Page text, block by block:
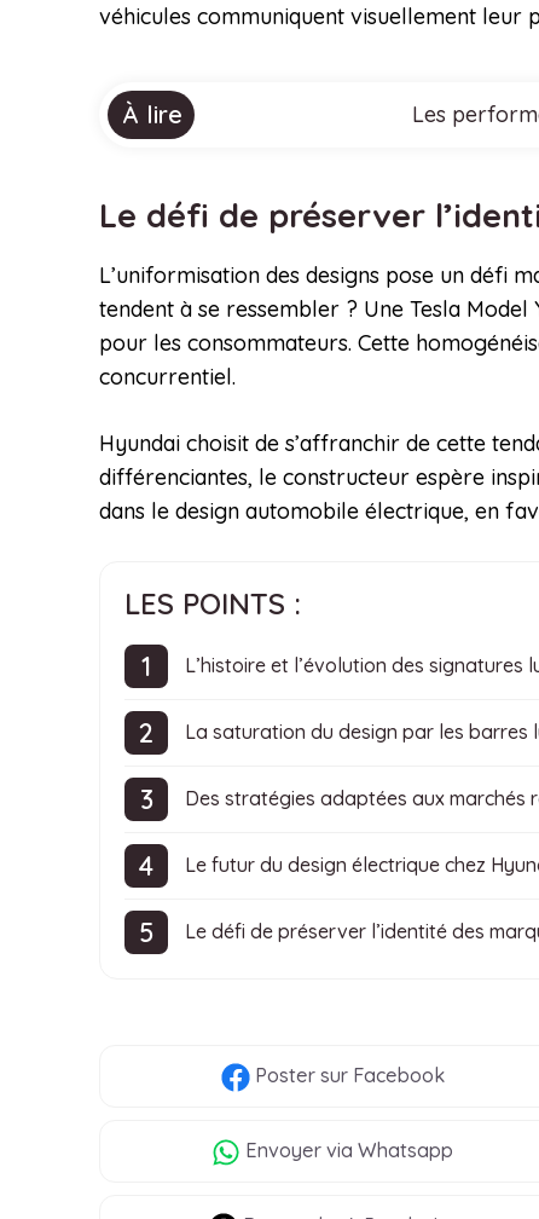
véhicules communiquent visuellement leur
À lire Les
Le défi de préserver
L’uniformisation des designs pose un défi
tendent à se ressembler ? Une Tesla
pour les consommateurs. Cette
concurrentiel.
Hyundai choisit de s’affranchir de cette
différenciantes, le constructeur espère
dans le design automobile électrique, en
LES POINTS :
L’histoire et l’évolution des signatures
La saturation du design par les barres
Des stratégies adaptées aux marchés
Le futur du design électrique chez
Le défi de préserver l’identité des
Postersur Facebook
Envoyer via Whatsapp